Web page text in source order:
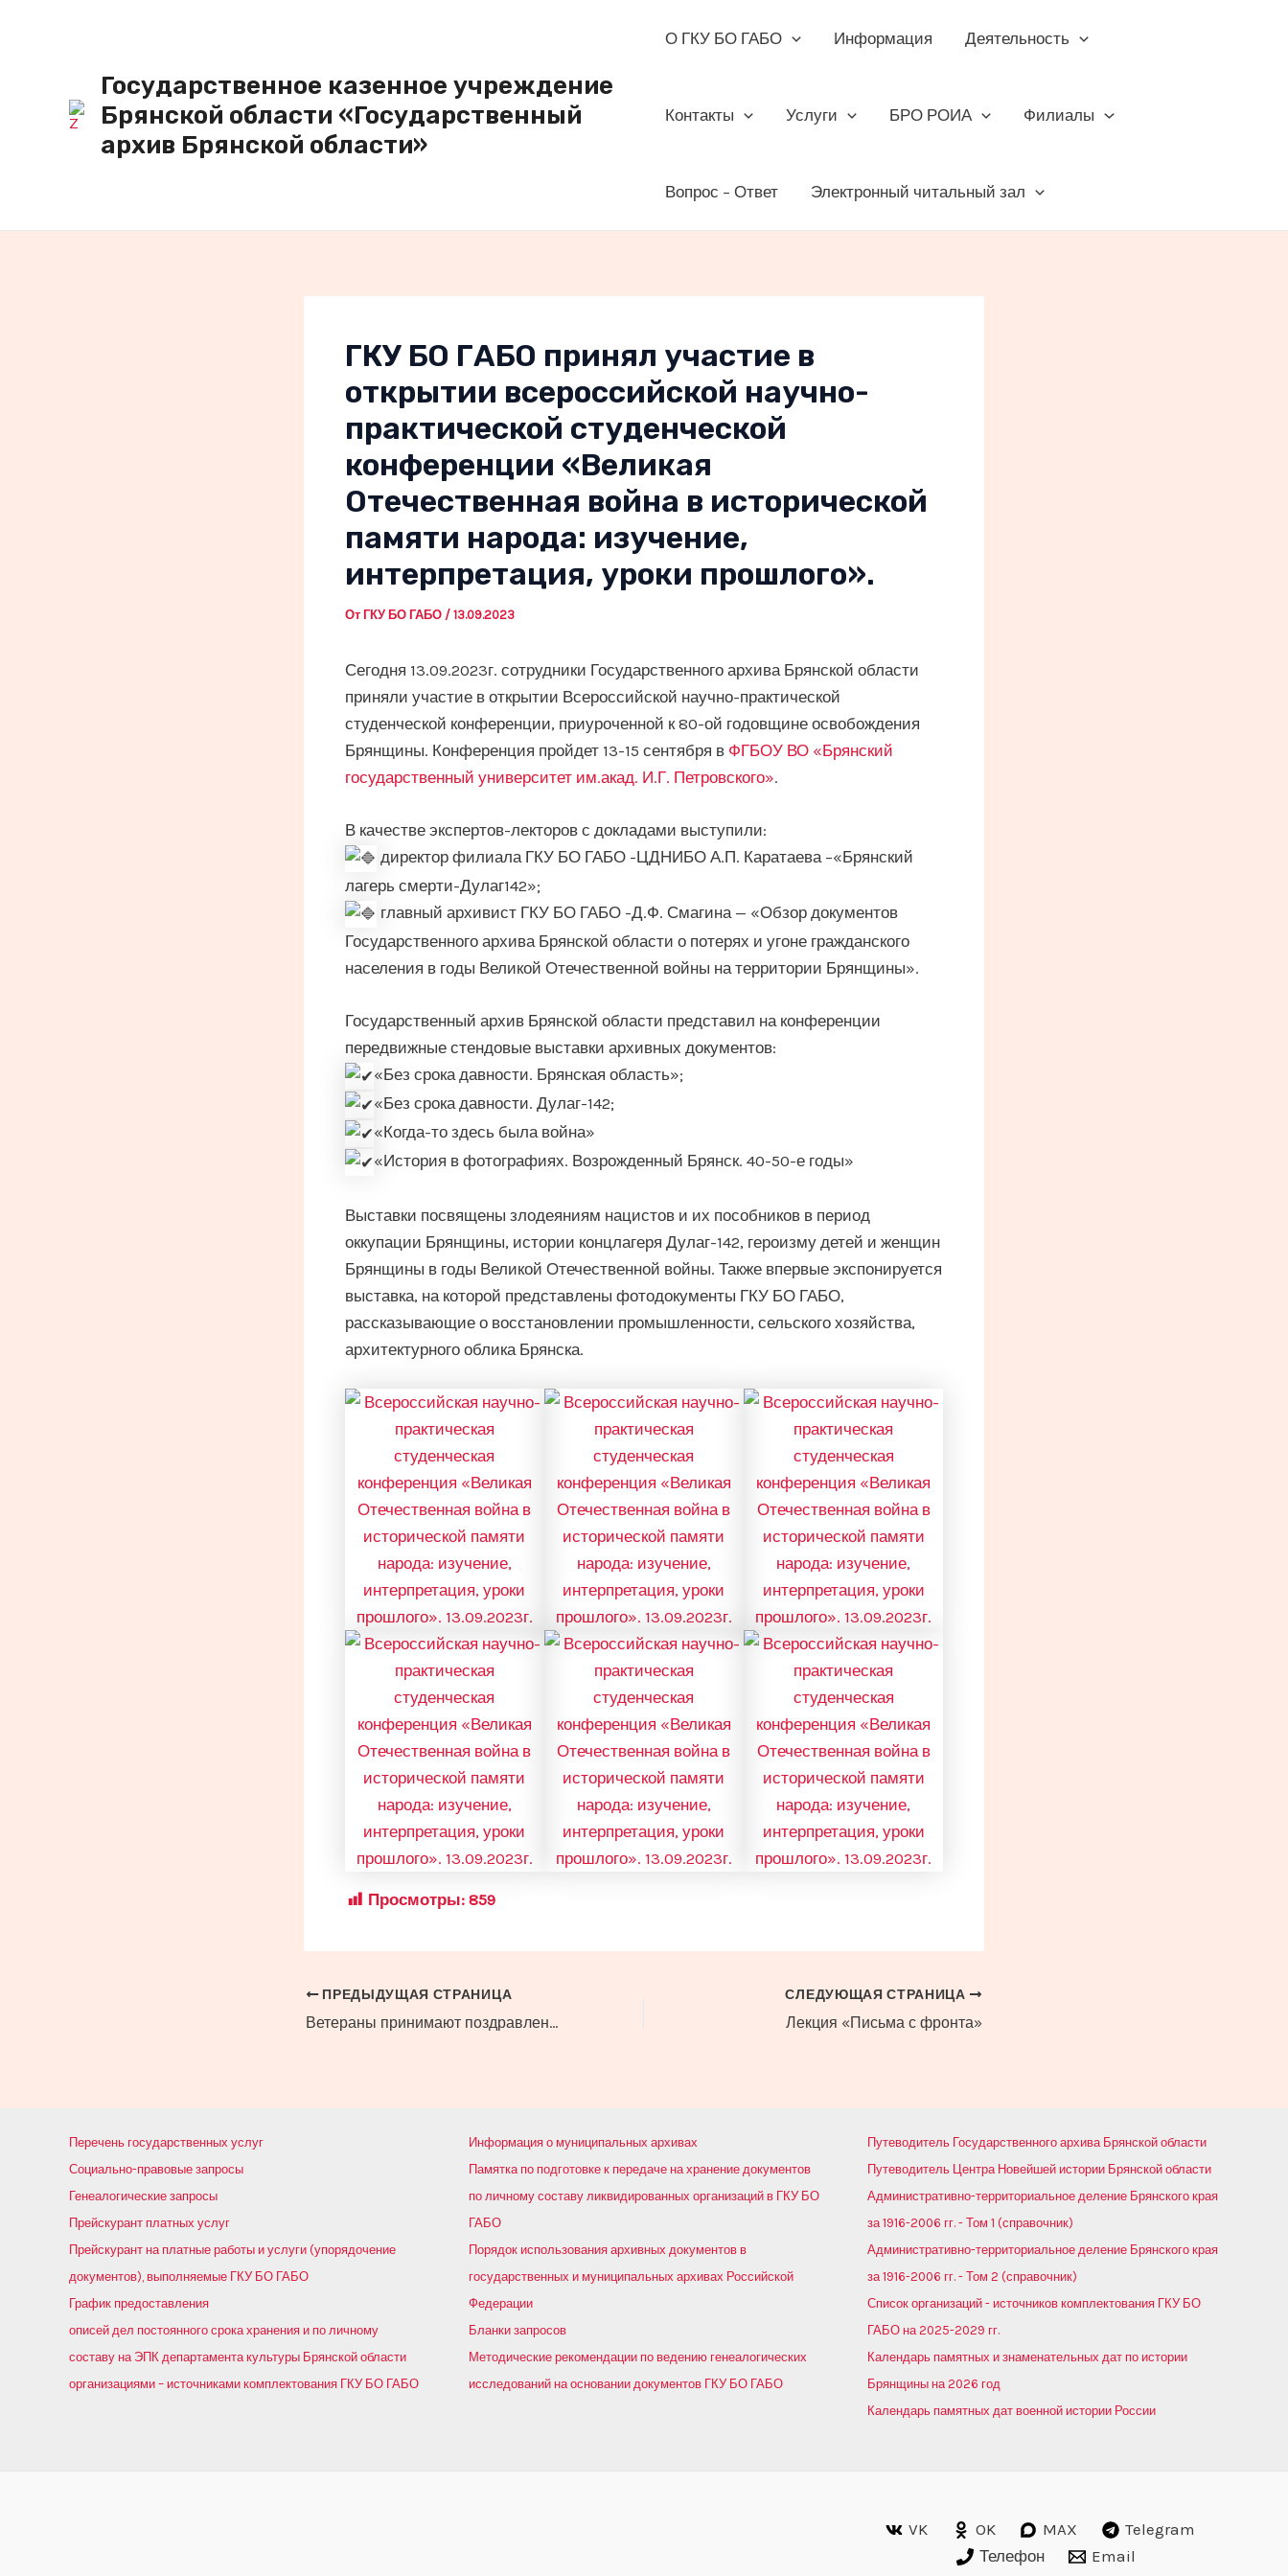
Государственное казенное учреждение
Брянской области «Государственный
архив Брянской области»
О ГКУ БО ГАБО Информация Деятельность
Контакты Услуги БРО РОИА Филиалы
Вопрос – Ответ Электронный читальный зал
ГКУ БО ГАБО принял участие в
открытии всероссийской научно-
практической студенческой
конференции «Великая
Отечественная война в исторической
памяти народа: изучение,
интерпретация, уроки прошлого».
От ГКУ БО ГАБО / 13.09.2023
Сегодня 13.09.2023г. сотрудники Государственного архива Брянской области
приняли участие в открытии Всероссийской научно-практической
студенческой конференции, приуроченной к 80-ой годовщине освобождения
Брянщины. Конференция пройдет 13-15 сентября в ФГБОУ ВО «Брянский
государственный университет им.акад. И.Г. Петровского».
В качестве экспертов-лекторов с докладами выступили:
директор филиала ГКУ БО ГАБО -ЦДНИБО А.П. Каратаева –«Брянский
лагерь смерти-Дулаг142»;
главный архивист ГКУ БО ГАБО -Д.Ф. Смагина — «Обзор документов
Государственного архива Брянской области о потерях и угоне гражданского
населения в годы Великой Отечественной войны на территории Брянщины».
Государственный архив Брянской области представил на конференции
передвижные стендовые выставки архивных документов:
«Без срока давности. Брянская область»;
«Без срока давности. Дулаг-142;
«Когда-то здесь была война»
«История в фотографиях. Возрожденный Брянск. 40-50-е годы»
Выставки посвящены злодеяниям нацистов и их пособников в период
оккупации Брянщины, истории концлагеря Дулаг-142, героизму детей и женщин
Брянщины в годы Великой Отечественной войны. Также впервые экспонируется
выставка, на которой представлены фотодокументы ГКУ БО ГАБО,
рассказывающие о восстановлении промышленности, сельского хозяйства,
архитектурного облика Брянска.
Просмотры: 859
Навигация
по
ПРЕДЫДУЩАЯ СТРАНИЦА
Ветераны принимают поздравления
СЛЕДУЮЩАЯ СТРАНИЦА
Лекция «Письма с фронта»
Перечень государственных услуг
Социально-правовые запросы
Генеалогические запросы
Прейскурант платных услуг
Прейскурант на платные работы и услуги (упорядочение
документов), выполняемые ГКУ БО ГАБО
График предоставления
описей дел постоянного срока хранения и по личному
составу на ЭПК департамента культуры Брянской области
организациями – источниками комплектования ГКУ БО ГАБО
Информация о муниципальных архивах
Памятка по подготовке к передаче на хранение документов
по личному составу ликвидированных организаций в ГКУ БО
ГАБО
Порядок использования архивных документов в
государственных и муниципальных архивах Российской
Федерации
Бланки запросов
Методические рекомендации по ведению генеалогических
исследований на основании документов ГКУ БО ГАБО
Путеводитель Государственного архива Брянской области
Путеводитель Центра Новейшей истории Брянской области
Административно-территориальное деление Брянского края
за 1916-2006 гг. - Том 1 (справочник)
Административно-территориальное деление Брянского края
за 1916-2006 гг. - Том 2 (справочник)
Список организаций - источников комплектования ГКУ БО
ГАБО на 2025-2029 гг.
Календарь памятных и знаменательных дат по истории
Брянщины на 2026 год
Календарь памятных дат военной истории России
VK OK MAX
Telegram
Телефон
Email